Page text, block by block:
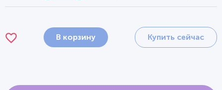
В корзину Купить сейчас